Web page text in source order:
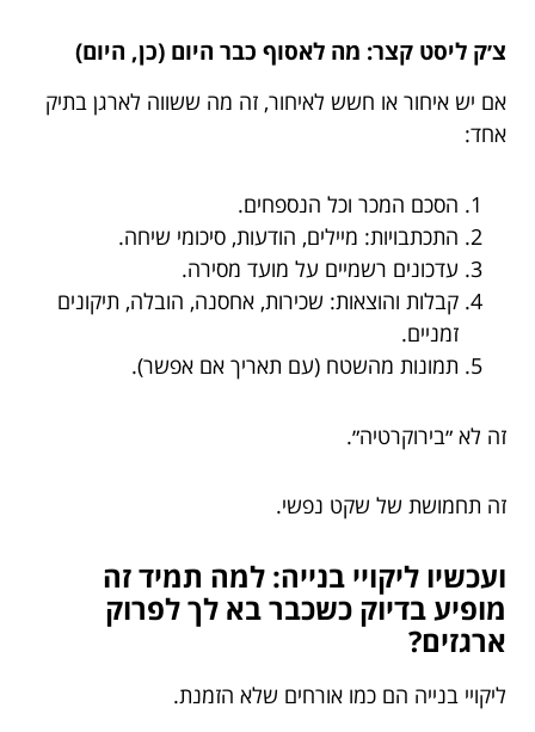
צ׳ק ליסט קצר: מה לאסוף כבר היום (כן, היום)
אם יש איחור או חשש לאיחור, זה מה ששווה לארגן בתיק
אחד:
הסכם המכר וכל הנספחים.
התכתבויות: מיילים, הודעות, סיכומי שיחה.
עדכונים רשמיים על מועד מסירה.
קבלות והוצאות: שכירות, אחסנה, הובלה, תיקונים
זמניים.
תמונות מהשטח (עם תאריך אם אפשר).
זה לא ״בירוקרטיה״.
זה תחמושת של שקט נפשי.
ועכשיו ליקויי בנייה: למה תמיד זה
מופיע בדיוק כשכבר בא לך לפרוק
ארגזים?
ליקויי בנייה הם כמו אורחים שלא הזמנת.